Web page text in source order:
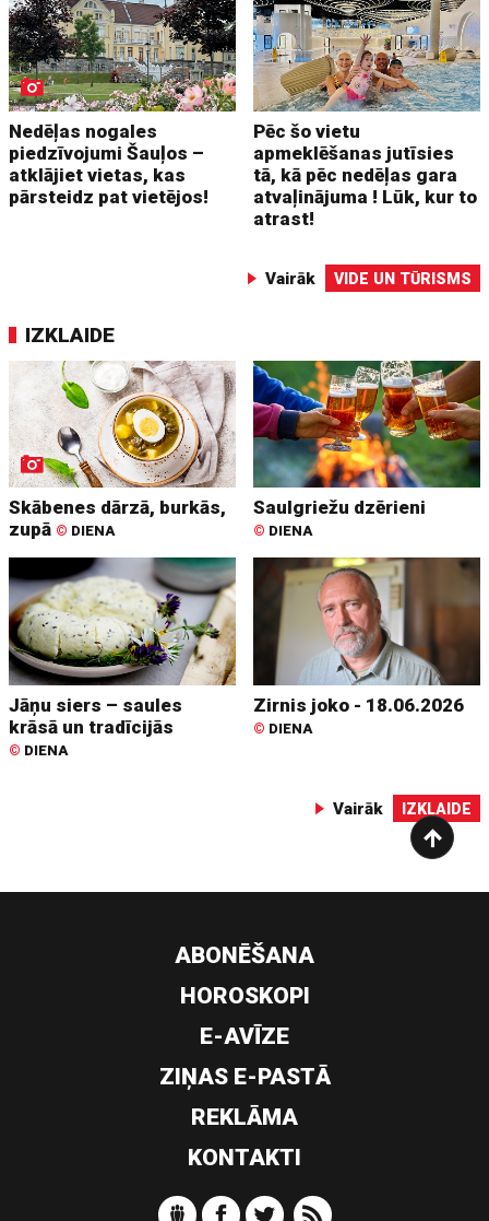
Nedēļas nogales
piedzīvojumi Šauļos –
atklājiet vietas, kas
pārsteidz pat vietējos!
Pēc šo vietu
apmeklēšanas jutīsies
tā, kā pēc nedēļas gara
atvaļinājuma ! Lūk, kur to
atrast!
Vairāk VIDE UN TŪRISMS
IZKLAIDE
Skābenes dārzā, burkās,
zupā © DIENA
Saulgriežu dzērieni
© DIENA
Jāņu siers – saules
krāsā un tradīcijās
© DIENA
Zirnis joko - 18.06.2026
© DIENA
Vairāk IZKLAIDE
ABONĒŠANA
HOROSKOPI
E-AVĪZE
ZIŅAS E-PASTĀ
REKLĀMA
KONTAKTI